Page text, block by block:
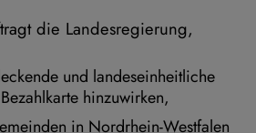
die Landesregierung,
und landeseinheitliche
hinzuwirken,
in Nordrhein-Westfalen